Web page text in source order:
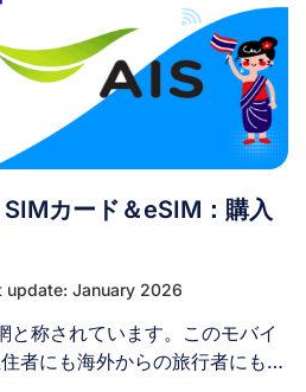
カード＆eSIM：購入
update: January 2026
と称されています。このモバイ
者にも海外からの旅行者にも広